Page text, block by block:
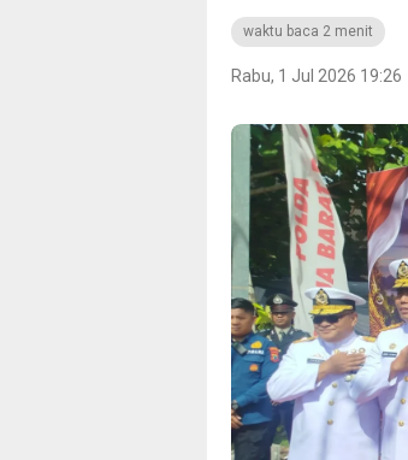
waktu baca 2 menit
Rabu, 1 Jul 2026 19:26